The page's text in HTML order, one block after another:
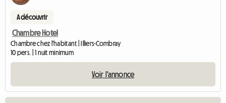
A découvrir
Chambre Hotel
Chambre chez l'habitant | Illiers-Combray
10 pers. | 1 nuit minimum
Voir l'annonce